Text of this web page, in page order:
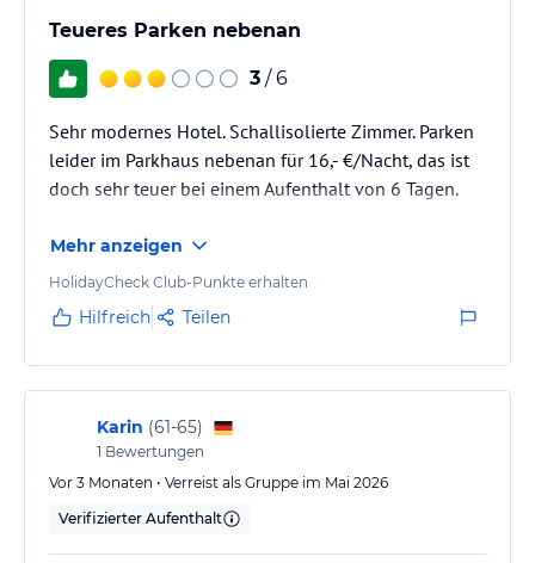
Teueres Parken nebenan
3 / 6
Sehr modernes Hotel. Schallisolierte Zimmer. Parken
leider im Parkhaus nebenan für 16,- €/Nacht, das ist
doch sehr teuer bei einem Aufenthalt von 6 Tagen.
Mehr anzeigen
HolidayCheck Club-Punkte erhalten
Hilfreich Teilen
Karin (61-65)
1 Bewertungen
Vor 3 Monaten • Verreist als Gruppe im Mai 2026
Verifizierter Aufenthalt